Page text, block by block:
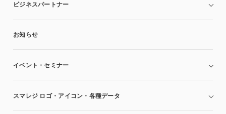
ビジネスパートナー
お知らせ
イベント・セミナー
スマレジ ロゴ・アイコン・各種データ